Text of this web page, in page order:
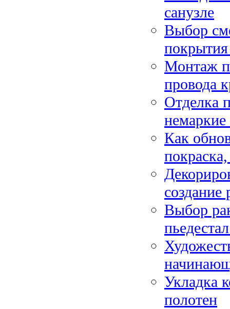
санузле
Выбор
Монтаж
провода
Отделка
Как
создание
Выбор
Укладка
полотен